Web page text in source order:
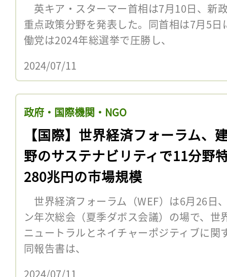
英キア・スターマー首相は7月10日、新
重点政策分野を発表した。同首相は7月5
働党は2024年総選挙で圧勝し、
2024/07/11
政府・国際機関・NGO
【国際】世界経済フォーラム、
野のサステナビリティで11分野
280兆円の市場規模
世界経済フォーラム（WEF）は6月26日
ン年次総会（夏季ダボス会議）の場で、世
ニュートラルとネイチャーポジティブに
同報告書は、
2024/07/11